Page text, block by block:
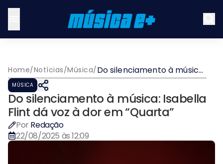
Home/Notícias/Música/Do silenciamento à música:
Isabella Flint dá voz à dor
MÚSICA
Do silenciamento à música: Isabella
Flint dá voz à dor em “Quarta”
Por Redação
22/08/2025 às 12:09